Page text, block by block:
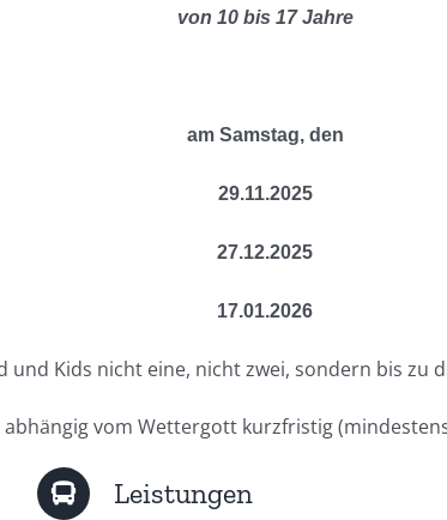
von 10 bis 17 Jahre
am Samstag, den
29.11.2025
27.12.2025
17.01.2026
und Kids nicht eine, nicht zwei, sondern bis zu
vom Wettergott kurzfristig
Leistungen